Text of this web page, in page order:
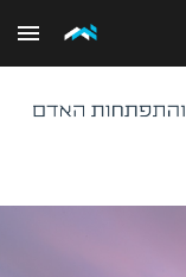
Skip to main content